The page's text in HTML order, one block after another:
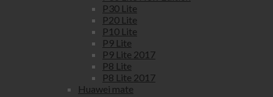
P30 Lite
P20 Lite
P10 Lite
P9 Lite
P9 Lite 2017
P8 Lite
P8 Lite 2017
Huawei mate